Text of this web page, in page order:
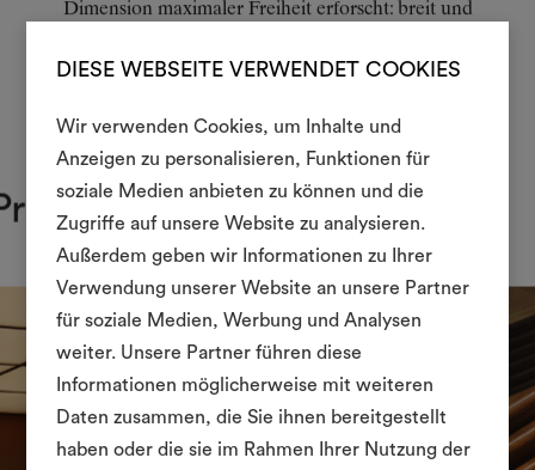
DIESE WEBSEITE VERWENDET COOKIES
Wir verwenden Cookies, um Inhalte und
Anzeigen zu personalisieren, Funktionen für
soziale Medien anbieten zu können und die
Zugriffe auf unsere Website zu analysieren.
Außerdem geben wir Informationen zu Ihrer
Verwendung unserer Website an unsere Partner
für soziale Medien, Werbung und Analysen
weiter. Unsere Partner führen diese
Informationen möglicherweise mit weiteren
Daten zusammen, die Sie ihnen bereitgestellt
haben oder die sie im Rahmen Ihrer Nutzung der
Dimension maximaler Freiheit erforscht: breit und
Ein
erstellen
Ein interaktives Tool, mit
Ideen zum Leben
anderen teilen können,
Materialien und Stoffe für
kombinieren.